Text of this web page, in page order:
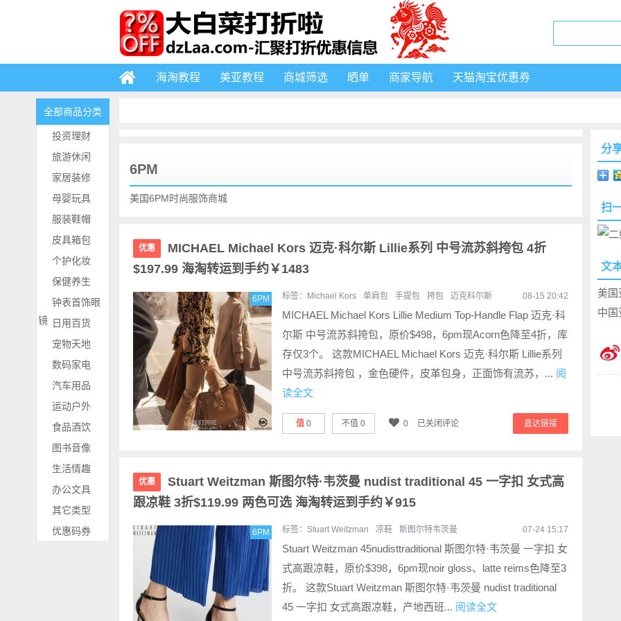
海淘教程 美亚教程 商城筛选 晒单 商家导航 天猫淘宝优惠券
全部商品分类
投资理财
旅游休闲
家居装修
母婴玩具
服装鞋帽
皮具箱包
个护化妆
保健养生
钟表首饰眼
镜 日用百货
宠物天地
数码家电
汽车用品
运动户外
食品酒饮
图书音像
生活情趣
办公文具
其它类型
优惠码券
6PM
美国6PM时尚服饰商城
优惠
MICHAEL Michael Kors 迈克·科尔斯 Lillie系列 中号流苏斜挎包 4折
$197.99 海淘转运到手约￥1483
6PM 标签： Michael Kors 单肩包 手提包 挎包 迈克科尔斯 08-15 20:42
MICHAEL Michael Kors Lillie Medium Top-Handle Flap 迈克·科
尔斯 中号流苏斜挎包，原价$498，6pm现Acorn色降至4折，库
存仅3个。 这款MICHAEL Michael Kors 迈克·科尔斯 Lillie系列
中号流苏斜挎包 ，金色硬件，皮革包身，正面饰有流苏，... 阅
读全文
直达链接
值 0 不值 0 0 已关闭评论
优惠
Stuart Weitzman 斯图尔特·韦茨曼 nudist traditional 45 一字扣 女式高
跟凉鞋 3折$119.99 两色可选 海淘转运到手约￥915
6PM 标签： Stuart Weitzman 凉鞋 斯图尔特韦茨曼 07-24 15:17
Stuart Weitzman 45nudisttraditional 斯图尔特·韦茨曼 一字扣 女
式高跟凉鞋，原价$398，6pm现noir gloss、latte reims色降至3
折。 这款Stuart Weitzman 斯图尔特·韦茨曼 nudist traditional
45 一字扣 女式高跟凉鞋，产地西班... 阅读全文
分
扫
文
美国
中国